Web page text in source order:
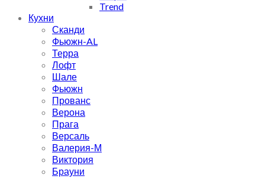
Trend
Кухни
Сканди
Фьюжн-AL
Терра
Лофт
Шале
Фьюжн
Прованс
Верона
Прага
Версаль
Валерия-М
Виктория
Брауни